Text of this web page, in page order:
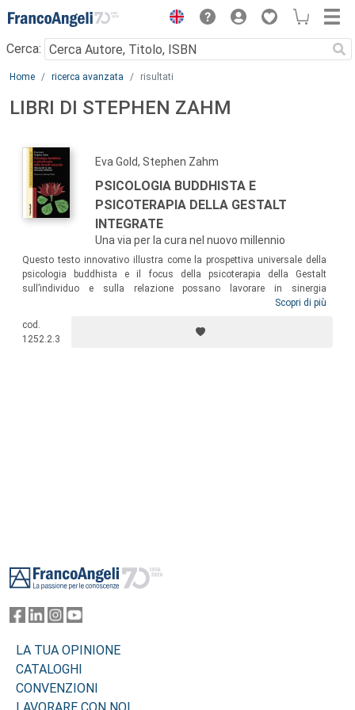
Menu
Cerca:
Main content
Home ricerca avanzata risultati
LIBRI DI STEPHEN ZAHM
Eva Gold, Stephen Zahm
PSICOLOGIA BUDDHISTA E
PSICOTERAPIA DELLA GESTALT
INTEGRATE
Una via per la cura nel nuovo millennio
Questo testo innovativo illustra come la prospettiva universale della
psicologia buddhista e il focus della psicoterapia della Gestalt
sull’individuo e sulla relazione possano lavorare in sinergia
nell’affrontare il tema fondamentale della sofferenza umana. Lo spirito
olistica e relazionale, possono fornire agli psicoterapeuti di ogni
orientamento una più ampia comprensione clinica e il “know how” per
Scopri di più
cod.
1252.2.3
LA TUA OPINIONE
CATALOGHI
CONVENZIONI